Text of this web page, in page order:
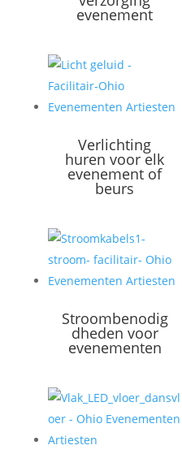
evenement
Verlichting
huren voor elk
evenement of
beurs
Stroombenodig
dheden voor
evenementen